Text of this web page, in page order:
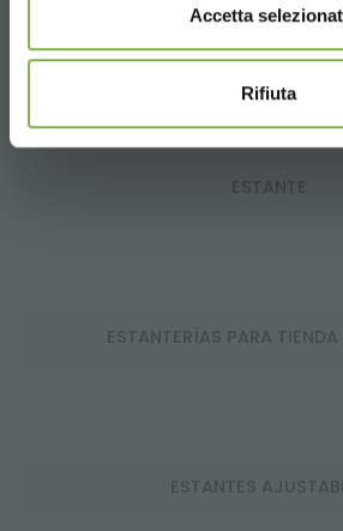
Accetta
Rifiuta
ESTANTERÍAS PARA TIENDA
ESTANTES